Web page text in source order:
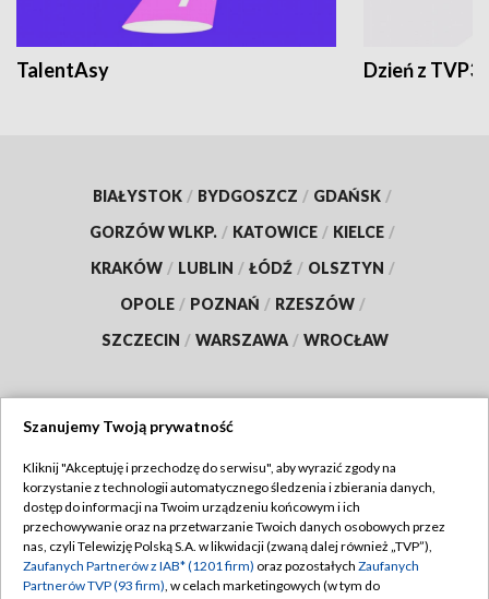
TalentAsy Dzień z TVP3
BIAŁYSTOK / BYDGOSZCZ / GDAŃSK /
GORZÓW WLKP. / KATOWICE / KIELCE /
KRAKÓW / LUBLIN / ŁÓDŹ / OLSZTYN /
OPOLE / POZNAŃ / RZESZÓW /
SZCZECIN / WARSZAWA / WROCŁAW
TVP
Abonament TVP
Emisja w TVP
Regulamin TVP
Polityka prywatności
Szanujemy Twoją prywatność
Kliknij "Akceptuję i przechodzę do serwisu", aby wyrazić zgody na
korzystanie z technologii automatycznego śledzenia i zbierania danych,
dostęp do informacji na Twoim urządzeniu końcowym i ich
przechowywanie oraz na przetwarzanie Twoich danych osobowych przez
nas, czyli Telewizję Polską S.A. w likwidacji (zwaną dalej również „TVP”),
Zaufanych Partnerów z IAB* (1201 firm) oraz pozostałych Zaufanych
Partnerów TVP (93 firm), w celach marketingowych (w tym do